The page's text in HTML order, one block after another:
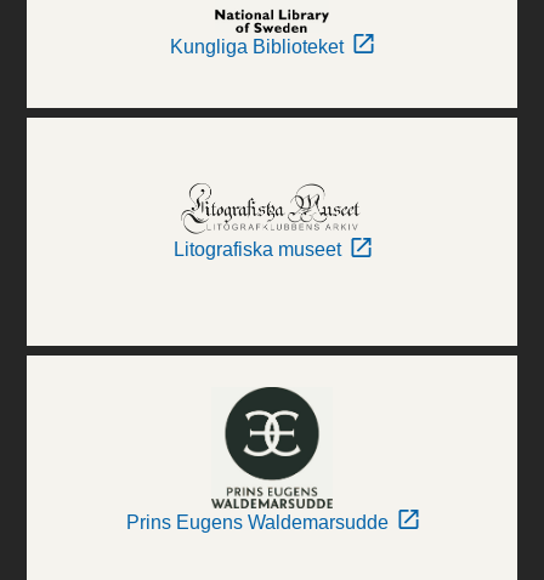
Kungliga Biblioteket
Litografiska museet
Prins Eugens Waldemarsudde